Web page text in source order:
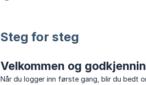
Steg for steg
Velkommen og
Når du logger inn første gang, blir du bedt